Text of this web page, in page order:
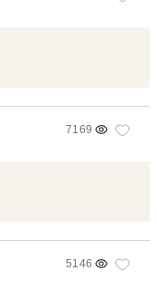
7169
5146